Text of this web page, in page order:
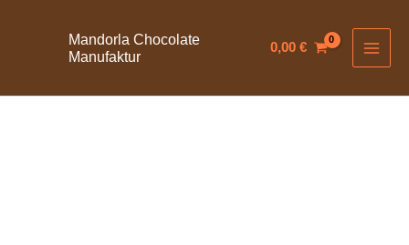
Mandorla Chocolate
Manufaktur
0,00 €